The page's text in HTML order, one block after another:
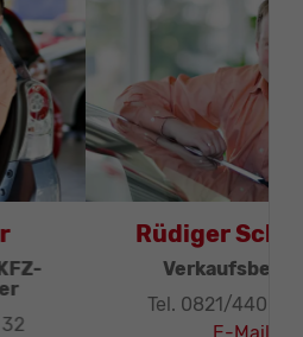
Thomas Mohr
Geschäftsleitung, KFZ-
Tel. 0821/440 20 - 32